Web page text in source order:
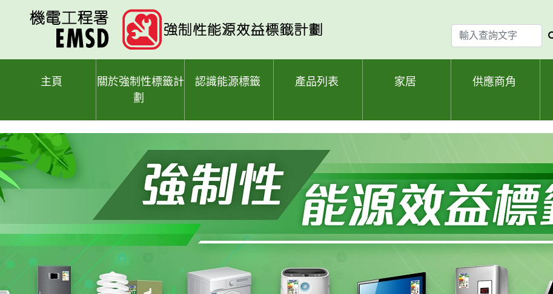
輸
入
查
主頁
關於強制性標籤計
劃
認識能源標籤 產品列表 家居 供應商角